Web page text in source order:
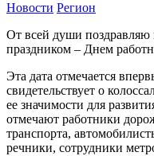
Новости Регион
От всей души
праздником – Днем
Эта дата отмечается
свидетельствует о
ее значимости для
отмечают работники
транспорта,
речники, сотрудники